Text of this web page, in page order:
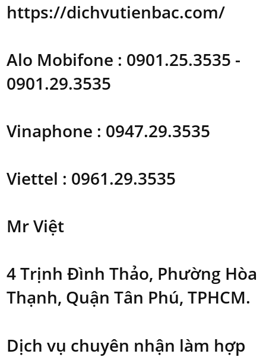
https://dichvutienbac.com/
Alo Mobifone : 0901.25.3535 -
0901.29.3535
Vinaphone : 0947.29.3535
Viettel : 0961.29.3535
Mr Việt
4 Trịnh Đình Thảo, Phường Hòa
Thạnh, Quận Tân Phú, TPHCM.
Dịch vụ chuyên nhận làm hợp